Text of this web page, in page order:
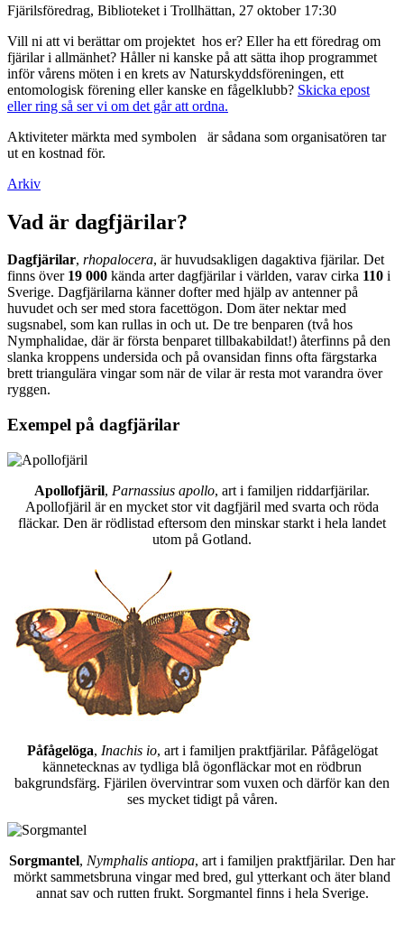
Fjärilsföredrag, Biblioteket i Trollhättan, 27 oktober 17:30
Vill ni att vi berättar om projektet hos er? Eller ha ett föredrag om
fjärilar i allmänhet? Håller ni kanske på att sätta ihop programmet
inför vårens möten i en krets av Naturskyddsföreningen, ett
entomologisk förening eller kanske en fågelklubb? Skicka epost
eller ring så ser vi om det går att ordna.
Aktiviteter märkta med symbolen
är sådana som organisatören tar
ut en kostnad för.
Arkiv
Vad är dagfjärilar?
Dagfjärilar, rhopalocera, är huvudsakligen dagaktiva fjärilar. Det
finns över 19 000 kända arter dagfjärilar i världen, varav cirka 110 i
Sverige. Dagfjärilarna känner dofter med hjälp av antenner på
huvudet och ser med stora facettögon. Dom äter nektar med
sugsnabel, som kan rullas in och ut. De tre benparen (två hos
Nymphalidae, där är första benparet tillbakabildat!) återfinns på den
slanka kroppens undersida och på ovansidan finns ofta färgstarka
brett triangulära vingar som när de vilar är resta mot varandra över
ryggen.
Exempel på dagfjärilar
Apollofjäril, Parnassius apollo, art i familjen riddarfjärilar.
Apollofjäril är en mycket stor vit dagfjäril med svarta och röda
fläckar. Den är rödlistad eftersom den minskar starkt i hela landet
utom på Gotland.
Påfågelöga, Inachis io, art i familjen praktfjärilar. Påfågelögat
kännetecknas av tydliga blå ögonfläckar mot en rödbrun
bakgrundsfärg. Fjärilen övervintrar som vuxen och därför kan den
ses mycket tidigt på våren.
Sorgmantel, Nymphalis antiopa, art i familjen praktfjärilar. Den har
mörkt sammetsbruna vingar med bred, gul ytterkant och äter bland
annat sav och rutten frukt. Sorgmantel finns i hela Sverige.